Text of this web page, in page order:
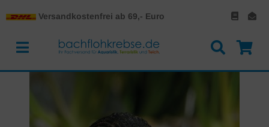
Versandkostenfrei ab 69,- Euro